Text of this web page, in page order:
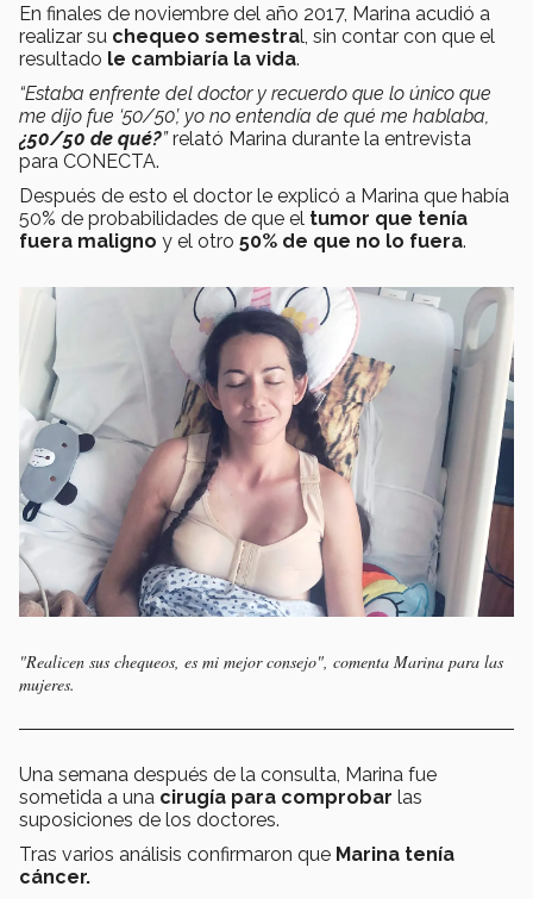
En finales de noviembre del año 2017, Marina acudió a
realizar su chequeo semestral, sin contar con que el
resultado le cambiaría la vida.
“Estaba enfrente del doctor y recuerdo que lo único que
me dijo fue ‘50/50’, yo no entendía de qué me hablaba,
¿50/50 de qué?”relató Marina durante la entrevista
para CONECTA.
Después de esto el doctor le explicó a Marina que había
50% de probabilidades de que el tumor que tenía
fuera maligno y el otro 50% de que no lo fuera.
"Realicen sus chequeos, es mi mejor consejo", comenta Marina para las
mujeres.
Una semana después de la consulta, Marina fue
sometida a una cirugía para comprobar las
suposiciones de los doctores.
Tras varios análisis confirmaron que Marina tenía
cáncer.